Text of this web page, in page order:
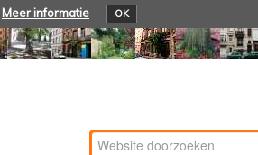
Meer informatie OK
Zoek